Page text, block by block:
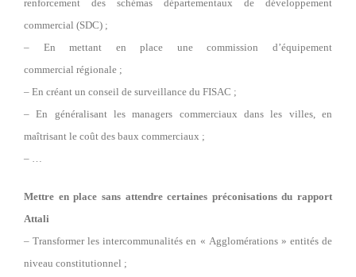
renforcement des schémas départementaux de développement
commercial (SDC) ;
– En mettant en place une commission d’équipement
commercial régionale ;
– En créant un conseil de surveillance du FISAC ;
– En généralisant les managers commerciaux dans les villes, en
maîtrisant le coût des baux commerciaux ;
– …
Mettre en place sans attendre certaines préconisations du rapport
Attali
– Transformer les intercommunalités en « Agglomérations » entités de
niveau constitutionnel ;